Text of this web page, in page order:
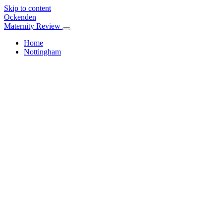
Skip to content
Ockenden
Maternity Review
Home
Nottingham